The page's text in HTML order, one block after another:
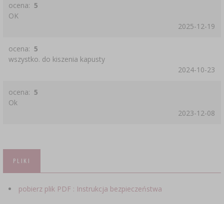
ocena: 5
OK
2025-12-19
ocena: 5
wszystko. do kiszenia kapusty
2024-10-23
ocena: 5
Ok
2023-12-08
PLIKI
pobierz plik PDF : Instrukcja bezpieczeństwa